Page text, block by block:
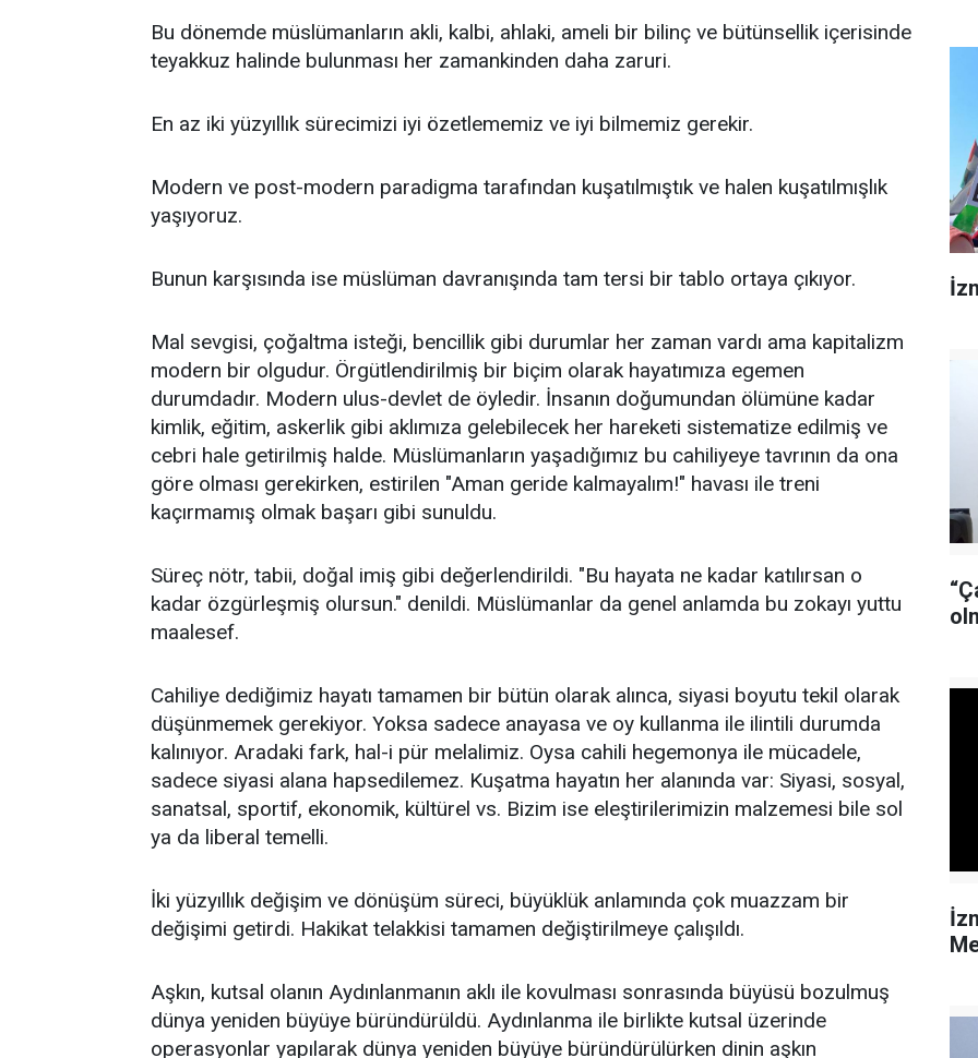
Bu dönemde müslümanların akli, kalbi, ahlaki, ameli bir bilinç ve bütünsellik içerisinde
teyakkuz halinde bulunması her zamankinden daha zaruri.
En az iki yüzyıllık sürecimizi iyi özetlememiz ve iyi bilmemiz gerekir.
Modern ve post-modern paradigma tarafından kuşatılmıştık ve halen kuşatılmışlık
yaşıyoruz.
Bunun karşısında ise müslüman davranışında tam tersi bir tablo ortaya çıkıyor.
Mal sevgisi, çoğaltma isteği, bencillik gibi durumlar her zaman vardı ama kapitalizm
modern bir olgudur. Örgütlendirilmiş bir biçim olarak hayatımıza egemen
durumdadır. Modern ulus-devlet de öyledir. İnsanın doğumundan ölümüne kadar
kimlik, eğitim, askerlik gibi aklımıza gelebilecek her hareketi sistematize edilmiş ve
cebri hale getirilmiş halde. Müslümanların yaşadığımız bu cahiliyeye tavrının da ona
göre olması gerekirken, estirilen "Aman geride kalmayalım!" havası ile treni
kaçırmamış olmak başarı gibi sunuldu.
Süreç nötr, tabii, doğal imiş gibi değerlendirildi. "Bu hayata ne kadar katılırsan o
kadar özgürleşmiş olursun." denildi. Müslümanlar da genel anlamda bu zokayı yuttu
maalesef.
Cahiliye dediğimiz hayatı tamamen bir bütün olarak alınca, siyasi boyutu tekil olarak
düşünmemek gerekiyor. Yoksa sadece anayasa ve oy kullanma ile ilintili durumda
kalınıyor. Aradaki fark, hal-i pür melalimiz. Oysa cahili hegemonya ile mücadele,
sadece siyasi alana hapsedilemez. Kuşatma hayatın her alanında var: Siyasi, sosyal,
sanatsal, sportif, ekonomik, kültürel vs. Bizim ise eleştirilerimizin malzemesi bile sol
ya da liberal temelli.
İki yüzyıllık değişim ve dönüşüm süreci, büyüklük anlamında çok muazzam bir
değişimi getirdi. Hakikat telakkisi tamamen değiştirilmeye çalışıldı.
Aşkın, kutsal olanın Aydınlanmanın aklı ile kovulması sonrasında büyüsü bozulmuş
dünya yeniden büyüye büründürüldü. Aydınlanma ile birlikte kutsal üzerinde
operasyonlar yapılarak dünya yeniden büyüye büründürülürken dinin aşkın